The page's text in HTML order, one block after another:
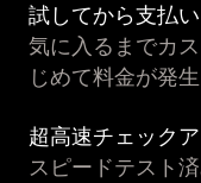
試してから支払い
気に入るまでカ
じめて料金が発生
超高速チェック
スピードテスト